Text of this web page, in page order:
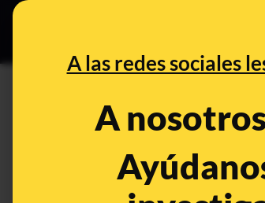
A las redes sociales
A
No, esta foto de
sus vacaciones en
Aug 10, 2020, 8:45:44 AM